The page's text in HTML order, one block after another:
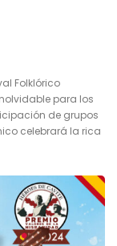
Folklórico
para los
de grupos
celebrará la rica